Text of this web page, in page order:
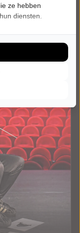
ze hebben
diensten.